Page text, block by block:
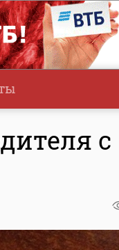
с